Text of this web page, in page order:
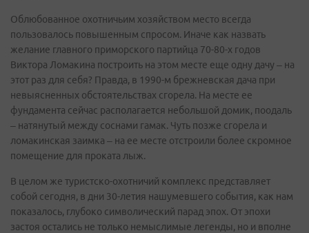
Облюбованное охотничьим хозяйством место всегда
пользовалось повышенным спросом. Иначе как назвать
желание главного приморского партийца 70-80-х годов
Виктора Ломакина построить на этом месте еще одну дачу – на
этот раз для себя? Правда, в 1990-м брежневская дача при
невыясненных обстоятельствах сгорела. На месте ее
фундамента сейчас располагается небольшой домик, поодаль
– натянутый между соснами гамак. Чуть позже сгорела и
ломакинская заимка – на ее месте отстроили более скромное
помещение для проката лыж.
В целом же туристско-охотничий комплекс представляет
собой сегодня, в дни 30-летия нашумевшего события, как нам
показалось, глубоко символический парад эпох. От эпохи
застоя остались не только немыслимые легенды, но и вполне